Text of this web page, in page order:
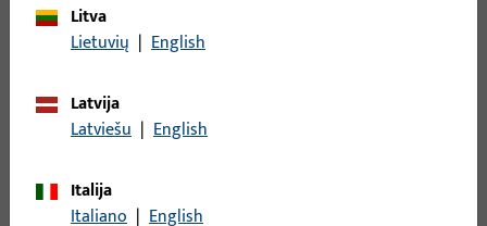
mm, ukupna visina / dubina 18,5 mm, ukupna duljina 79,6 mm
Litva
Lietuvių | English
Latvija
Latviešu | English
Italija
Italiano | English